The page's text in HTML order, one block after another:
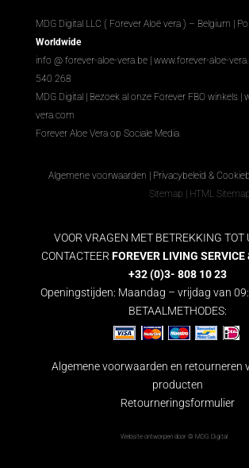
MDG Digital LLC ( Forever Aloë vera ) – Belgium |
Worldwide
info @ forever-aloe-vera.be | www.forever-aloe-
540 268
MDG Digital
Bezoek al onze Forever FBO winkels|
vera.com
Forever Aloe Vera op Sociale Media
Algemene voorwaarden Privacybeleid &
Sitemap
HTML Sitemap
VOOR VRAGEN MET BETREKKING TOT
CONTACTEERFOREVER LIVING SERVICE
+32 (0)3- 808 10 23
Openingstijden: Maandag – vrijdag van
BETAALMETHODES:
Algemene voorwaarden en retourneren
producten
Retourneringsformulier
Website ontworpen door © MDG Digital